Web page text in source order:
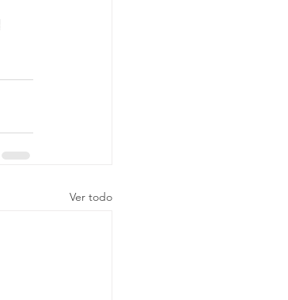
Ver todo